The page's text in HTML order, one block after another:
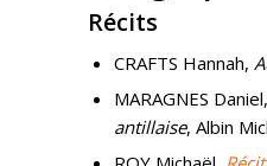
Récits
CRAFTS Hannah,
MARAGNES
antillaise, Albin